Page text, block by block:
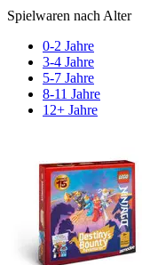
Spielwaren nach Alter
0-2 Jahre
3-4 Jahre
5-7 Jahre
8-11 Jahre
12+ Jahre